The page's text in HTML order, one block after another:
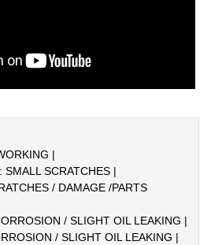
|
SMALL SCRATCHES |
/ DAMAGE /PARTS
/ SLIGHT OIL LEAKING |
/ SLIGHT OIL LEAKING |